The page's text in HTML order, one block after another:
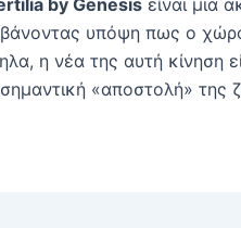
υπόψη πως ο
η νέα της αυτή κίνηση
«αποστολή» της